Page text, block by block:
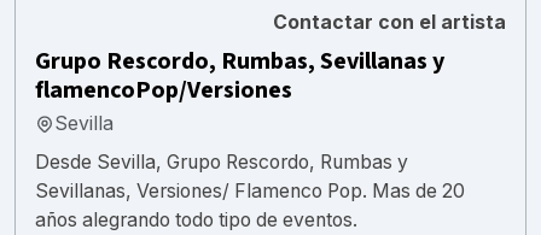
Contactar con el artista
Grupo Rescordo, Rumbas, Sevillanas y
flamencoPop/Versiones
Sevilla
Desde Sevilla, Grupo Rescordo, Rumbas y
Sevillanas, Versiones/ Flamenco Pop. Mas de 20
años alegrando todo tipo de eventos.